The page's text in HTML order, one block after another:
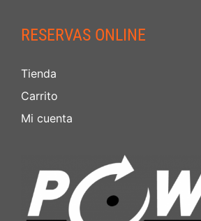
RESERVAS ONLINE
Tienda
Carrito
Mi cuenta